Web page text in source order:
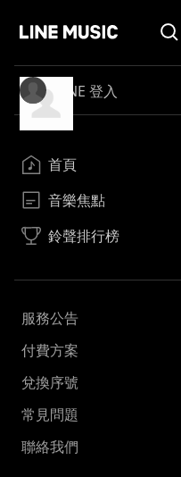
LINE 登入
首頁
音樂焦點
鈴聲排行榜
服務公告
付費方案
兌換序號
常見問題
聯絡我們